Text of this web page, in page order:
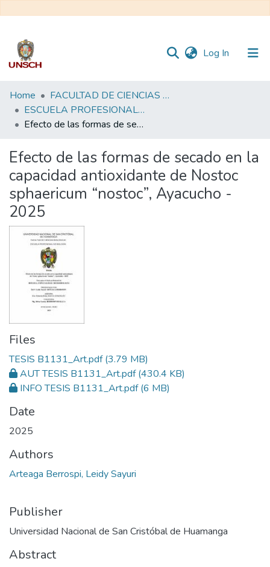
Log In (current)
Communities
&
Collections
Statistics
Home
FACULTAD DE CIENCIAS BIOLÓGICAS
ESCUELA PROFESIONAL DE BIOLOGÍA - TESIS
Efecto de las formas de secado en la capacidad antioxidante de Nostoc sphaericum “nostoc”, Ayacucho - 2025
Efecto de las formas de secado en la
capacidad antioxidante de Nostoc
sphaericum “nostoc”, Ayacucho -
2025
Files
TESIS B1131_Art.pdf(3.79 MB)
AUT TESIS B1131_Art.pdf(430.4 KB)
INFO TESIS B1131_Art.pdf(6 MB)
Date
2025
Authors
Arteaga Berrospi, Leidy Sayuri
Publisher
Universidad Nacional de San Cristóbal de Huamanga
Abstract